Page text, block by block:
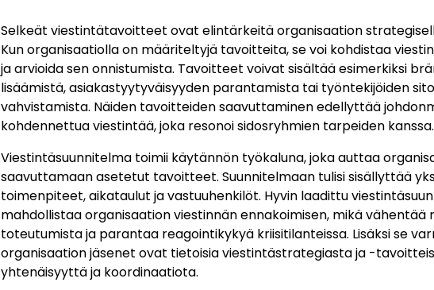
Selkeät viestintätavoitteet ovat elintärkeitä organisaation
Kun organisaatiolla on määriteltyjä tavoitteita, se voi kohdistaa
ja arvioida sen onnistumista. Tavoitteet voivat sisältää esimerkiksi
lisäämistä, asiakastyytyväisyyden parantamista tai työntekijöiden
vahvistamista. Näiden tavoitteiden saavuttaminen edellyttää
kohdennettua viestintää, joka resonoi sidosryhmien tarpeiden kanssa.
Viestintäsuunnitelma toimii käytännön työkaluna, joka auttaa
saavuttamaan asetetut tavoitteet. Suunnitelmaan tulisi sisällyttää
toimenpiteet, aikataulut ja vastuuhenkilöt. Hyvin laadittu
mahdollistaa organisaation viestinnän ennakoimisen, mikä vähentää
toteutumista ja parantaa reagointikykyä kriisitilanteissa. Lisäksi se
organisaation jäsenet ovat tietoisia viestintästrategiasta ja -
yhtenäisyyttä ja koordinaatiota.